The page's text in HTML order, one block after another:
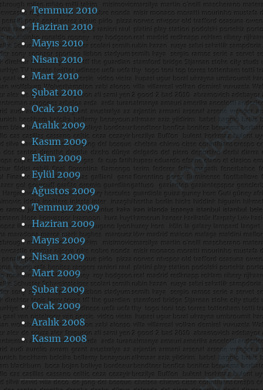
Temmuz 2010
Haziran 2010
Mayıs 2010
Nisan 2010
Mart 2010
Şubat 2010
Ocak 2010
Aralık 2009
Kasım 2009
Ekim 2009
Eylül 2009
Ağustos 2009
Temmuz 2009
Haziran 2009
Mayıs 2009
Nisan 2009
Mart 2009
Şubat 2009
Ocak 2009
Aralık 2008
Kasım 2008